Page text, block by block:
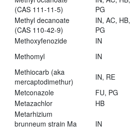
(CAS 111-11-5)
PG
Methyl decanoate
(CAS 110-42-9)
IN, AC, HB,
PG
Methoxyfenozide
IN
Methomyl
IN
Methiocarb (aka
mercaptodimethur)
IN, RE
Metconazole
FU, PG
Metazachlor
HB
Metarhizium
brunneum strain Ma
IN